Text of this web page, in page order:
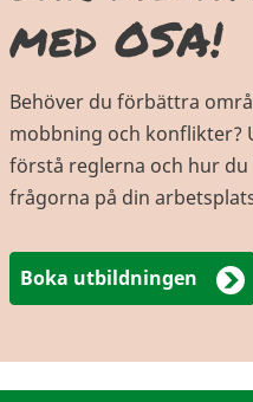
med OSA!
Behöver du förbättra
mobbning och konflikter?
förstå reglerna och hur
frågorna på din
Boka utbildningen